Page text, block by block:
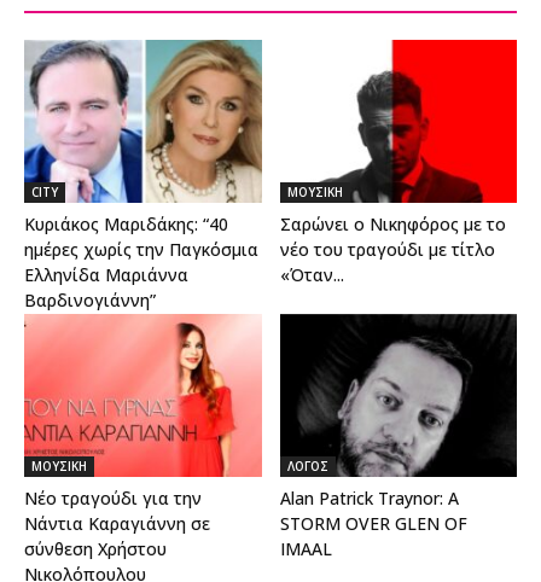
CITY
Κυριάκος Μαριδάκης: “40
ημέρες χωρίς την Παγκόσμια
Ελληνίδα Μαριάννα
Βαρδινογιάννη”
ΜΟΥΣΙΚΗ
Σαρώνει ο Νικηφόρος με το
νέο του τραγούδι με τίτλο
«Όταν...
ΜΟΥΣΙΚΗ
Νέο τραγούδι για την
Νάντια Καραγιάννη σε
σύνθεση Χρήστου
Νικολόπουλου
ΛΟΓΟΣ
Alan Patrick Traynor: A
STORM OVER GLEN OF
IMAAL